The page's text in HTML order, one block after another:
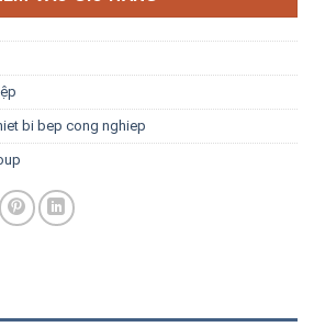
bi bep cong nghiep